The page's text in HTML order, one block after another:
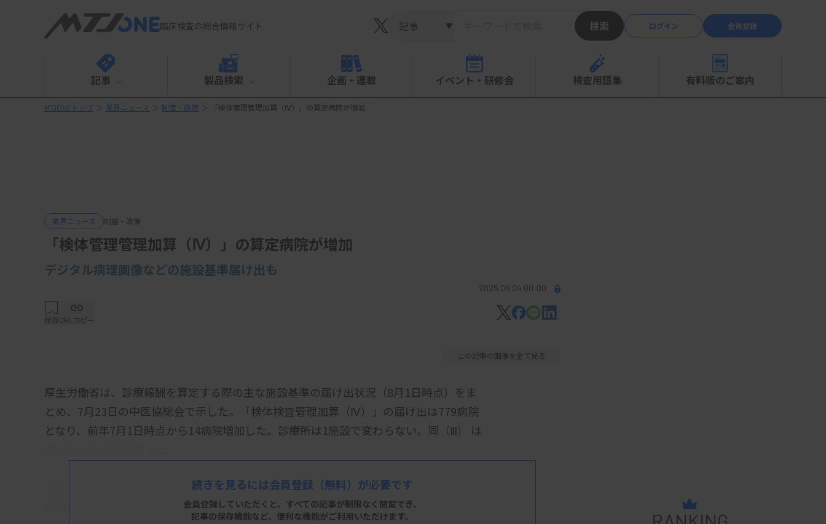
臨床検査の総合情報サイト ▼ 検索 ログイン 会員登録
記事 製品検索 企画・連載 イベント・研修会 検査用語集 有料版のご案内
MTJONEトップ ＞ 業界ニュース ＞ 制度・政策 ＞ 「検体管理管理加算（Ⅳ）」の算定病院が増加
業界ニュース 制度・政策
「検体管理管理加算（Ⅳ）」の算定病院が増加
デジタル病理画像などの施設基準届け出も
2025.08.04 00:00
保存URLコピー
この記事の画像を全て見る
厚生労働省は、診療報酬を算定する際の主な施設基準の届け出状況（8月1日時点）をま
とめ、7月23日の中医協総会で示した。「検体検査管理加算（Ⅳ）」の届け出は779病院
となり、前年7月1日時点から14病院増加した。診療所は1施設で変わらない。同（Ⅲ） は
また、デジタル病理画像による病理診断の施設基準を届けているのは、病院が前年から5
施設増えて80病院、診療所は1施設増えて9施設となった。臨床検査関連の届け出数は下
続きを見るには会員登録 （無料）が必要です
会員登録していただくと、すべての記事が制限なく閲覧でき、
記事の保存機能など、便利な機能がご利用いただけます。